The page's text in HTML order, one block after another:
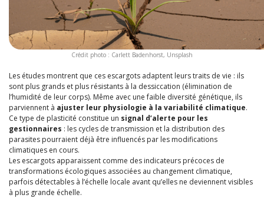
Crédit photo : Carlett Badenhorst, Unsplash
Les études montrent que ces escargots adaptent leurs traits de vie : ils
sont plus grands et plus résistants à la dessiccation (élimination de
l’humidité de leur corps). Même avec une faible diversité génétique, ils
parviennent à ajuster leur physiologie à la variabilité climatique.
Ce type de plasticité constitue un signal d’alerte pour les
gestionnaires : les cycles de transmission et la distribution des
parasites pourraient déjà être influencés par les modifications
climatiques en cours.
Les escargots apparaissent comme des indicateurs précoces de
transformations écologiques associées au changement climatique,
parfois détectables à l’échelle locale avant qu’elles ne deviennent visibles
à plus grande échelle.